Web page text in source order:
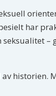
har
–
historien.